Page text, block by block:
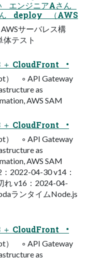
エンジニアAさん
ん deploy （AWS
サーバレス構
テスト
CloudFront •
） ◦ API Gateway
as
AWS SAM
CloudFront •
） ◦ API Gateway
as
AWS SAM
2022-04-30 v14：
v16：2024-04-
ランタイムNode.js
CloudFront •
） ◦ API Gateway
as